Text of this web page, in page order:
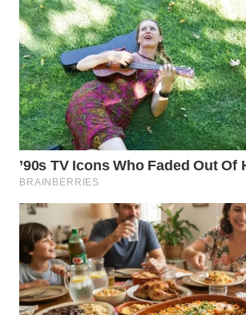
reduzindo custos;
Rotina de faxina mais rápida,
de lavagem profissional frequente.
O tapete vinílico modular facilita a
decoração de ambientes pequenos.
Imagem gerada por